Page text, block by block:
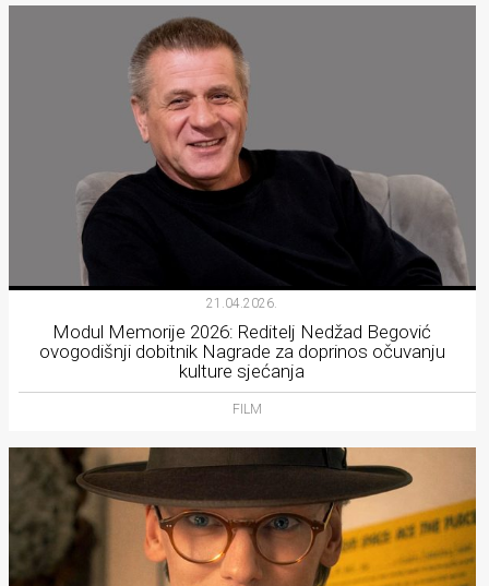
21.04.2026.
Modul Memorije 2026: Reditelj Nedžad Begović
ovogodišnji dobitnik Nagrade za doprinos očuvanju
kulture sjećanja
FILM